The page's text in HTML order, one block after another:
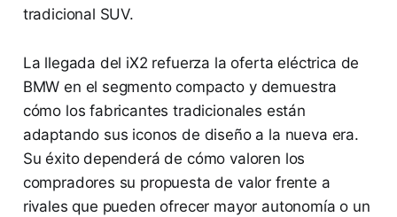
tradicional SUV.
La llegada del iX2 refuerza la oferta eléctrica de
BMW en el segmento compacto y demuestra
cómo los fabricantes tradicionales están
adaptando sus iconos de diseño a la nueva era.
Su éxito dependerá de cómo valoren los
compradores su propuesta de valor frente a
rivales que pueden ofrecer mayor autonomía o un